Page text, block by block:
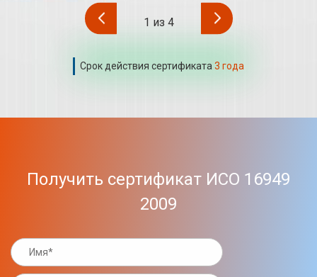
Срок действия сертификата 3 года
1 из 4
Получить сертификат ИСО 16949
2009